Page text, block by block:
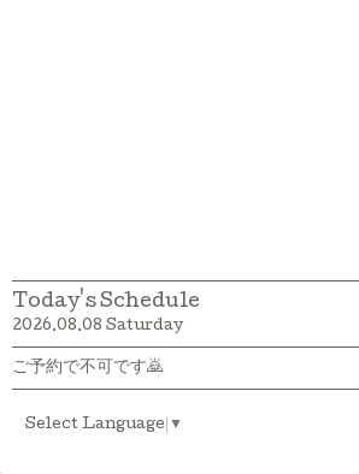
Today's Schedule
2026.08.08 Saturday
ご予約で不可です🙇
Select Language ▼